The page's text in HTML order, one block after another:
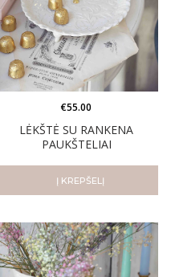
LĖKŠTĖ SU RANKENA
PAUKŠTELIAI
€55.00
Į KREPŠELĮ